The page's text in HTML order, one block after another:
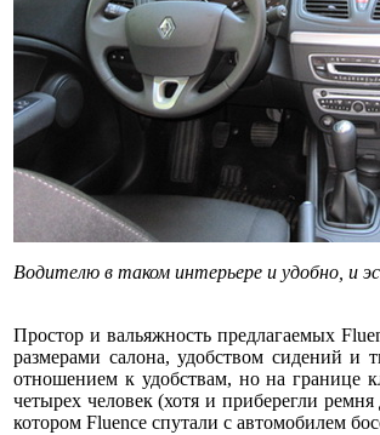
Водителю в таком интерьере и удобно, и
Простор и вальяжность предлагаемых
размерами салона, удобством сидений и
отношением к удобствам, но на границе
четырех человек (хотя и приберегли
котором Fluence спутали с автомобилем